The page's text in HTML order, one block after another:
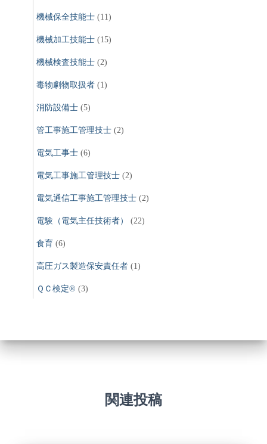
機械保全技能士 (11)
機械加工技能士 (15)
機械検査技能士 (2)
毒物劇物取扱者 (1)
消防設備士 (5)
管工事施工管理技士 (2)
電気工事士 (6)
電気工事施工管理技士 (2)
電気通信工事施工管理技士 (2)
電験（電気主任技術者） (22)
食育 (6)
高圧ガス製造保安責任者 (1)
ＱＣ検定® (3)
関連投稿